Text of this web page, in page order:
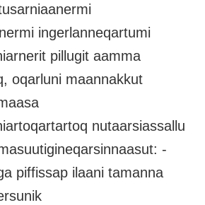
ingerlanneqartumi
pillugit aamma
oqarluni maannakkut
nutaarsiassallu
-
piffissap ilaani tamanna